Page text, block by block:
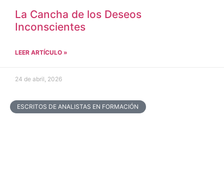
La Cancha de los Deseos
Inconscientes
LEER ARTÍCULO »
24 de abril, 2026
ESCRITOS DE ANALISTAS EN FORMACIÓN